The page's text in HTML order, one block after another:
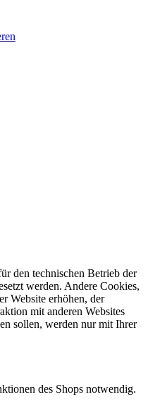
den technischen Betrieb der
werden. Andere Cookies,
Website erhöhen, der
mit anderen Websites
sollen, werden nur mit Ihrer
des Shops notwendig.